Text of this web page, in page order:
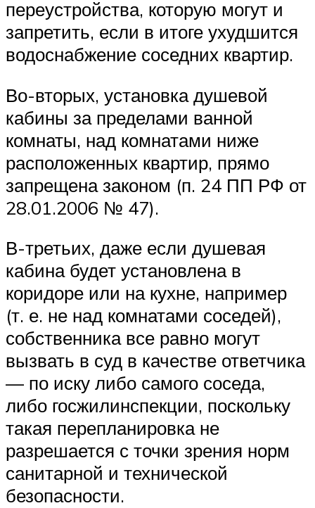
переустройства, которую могут и
запретить, если в итоге ухудшится
водоснабжение соседних квартир.
Во-вторых, установка душевой
кабины за пределами ванной
комнаты, над комнатами ниже
расположенных квартир, прямо
запрещена законом (п. 24 ПП РФ от
28.01.2006 № 47).
В-третьих, даже если душевая
кабина будет установлена в
коридоре или на кухне, например
(т. е. не над комнатами соседей),
собственника все равно могут
вызвать в суд в качестве ответчика
— по иску либо самого соседа,
либо госжилинспекции, поскольку
такая перепланировка не
разрешается с точки зрения норм
санитарной и технической
безопасности.